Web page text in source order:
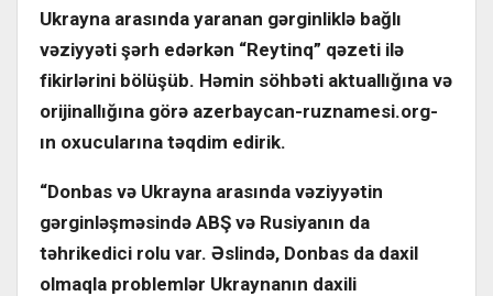
Ukrayna arasında yaranan gərginliklə bağlı
vəziyyəti şərh edərkən “Reytinq” qəzeti ilə
fikirlərini bölüşüb. Həmin söhbəti aktuallığına və
orijinallığına görə azerbaycan-ruznamesi.org-
ın oxucularına təqdim edirik.
“Donbas və Ukrayna arasında vəziyyətin
gərginləşməsində ABŞ və Rusiyanın da
təhrikedici rolu var. Əslində, Donbas da daxil
olmaqla problemlər Ukraynanın daxili